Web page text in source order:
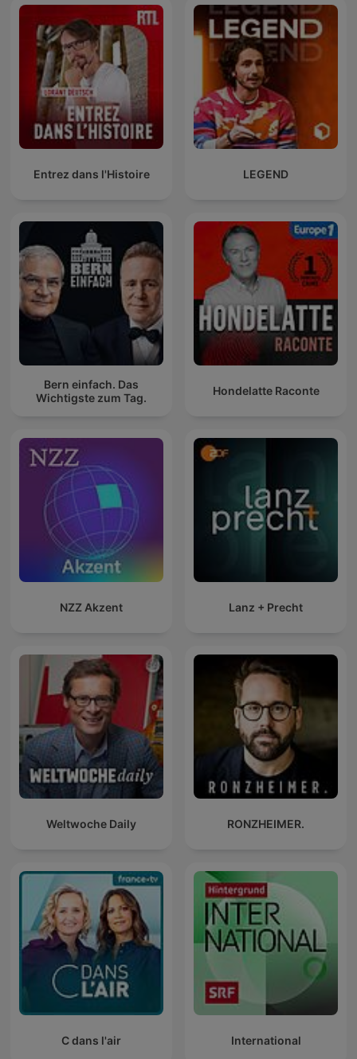
Entrez dans l'Histoire LEGEND
Bern einfach. Das
Wichtigste zum Tag.
Hondelatte Raconte
NZZ Akzent Lanz + Precht
Weltwoche Daily RONZHEIMER.
C dans l'air International